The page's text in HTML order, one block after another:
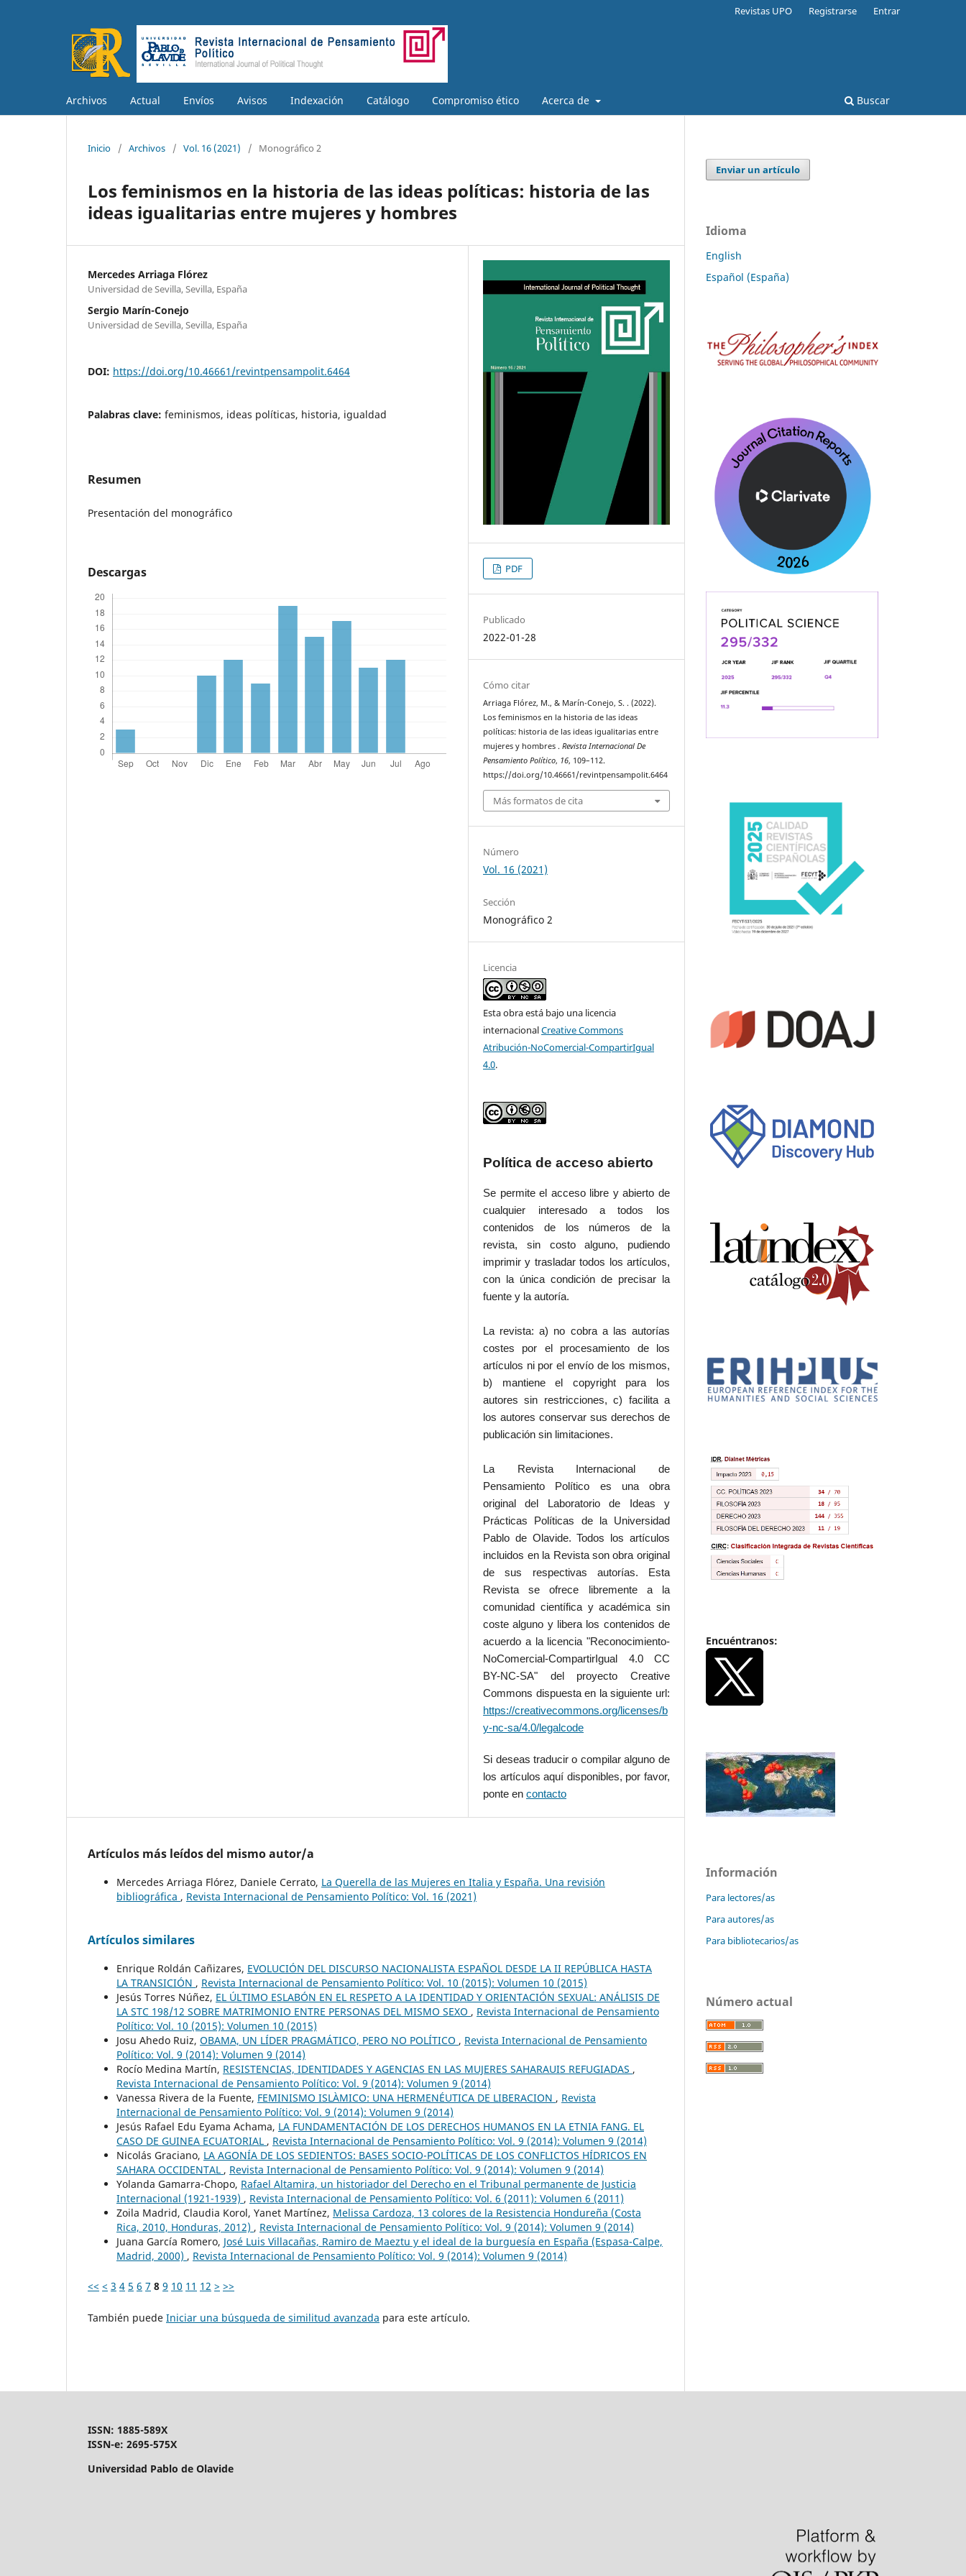
Archivos Actual Envíos Avisos Indexación Catálogo Compromiso ético Acerca de Buscar
Revistas UPO Registrarse Entrar
Inicio / Archivos / Vol. 16 (2021) / Monográfico 2
Los feminismos en la historia de las ideas políticas: historia de las
ideas igualitarias entre mujeres y hombres
Mercedes Arriaga Flórez
Universidad de Sevilla, Sevilla, España
Sergio Marín-Conejo
Universidad de Sevilla, Sevilla, España
DOI: https://doi.org/10.46661/revintpensampolit.6464
Palabras clave: feminismos, ideas políticas, historia, igualdad
Resumen
Presentación del monográfico
Descargas PDF
Publicado
2022-01-28
Cómo citar
Arriaga Flórez, M., & Marín-Conejo, S. . (2022).
Los feminismos en la historia de las ideas
políticas: historia de las ideas igualitarias entre
mujeres y hombres .Revista Internacional De
Pensamiento Político, 16, 109–112.
https://doi.org/10.46661/revintpensampolit.6464
Más formatos de cita
Número
Vol. 16 (2021)
Sección
Monográfico 2
Licencia
Esta obra está bajo una licencia
internacionalCreative Commons
Atribución-NoComercial-CompartirIgual
4.0.
Política de acceso abierto
Se permite el acceso libre y abierto de
cualquier interesado a todos los
contenidos de los números de la
revista, sin costo alguno, pudiendo
imprimir y trasladar todos los artículos,
con la única condición de precisar la
fuente y la autoría.
La revista: a) no cobra a las autorías
costes por el procesamiento de los
artículos ni por el envío de los mismos,
b) mantiene el copyright para los
autores sin restricciones, c) facilita a
los autores conservar sus derechos de
publicación sin limitaciones.
La Revista Internacional de
Pensamiento Político es una obra
original del Laboratorio de Ideas y
Prácticas Políticas de la Universidad
Pablo de Olavide. Todos los artículos
incluidos en la Revista son obra original
de sus respectivas autorías. Esta
Revista se ofrece libremente a la
comunidad científica y académica sin
coste alguno y libera los contenidos de
acuerdo a la licencia "Reconocimiento-
NoComercial-CompartirIgual 4.0 CC
BY-NC-SA" del proyecto Creative
Commons dispuesta en la siguiente url:
https://creativecommons.org/licenses/b
y-nc-sa/4.0/legalcode
Si deseas traducir o compilar alguno de
los artículos aquí disponibles, por favor,
ponte encontacto
Artículos más leídos del mismo autor/a
Mercedes Arriaga Flórez, Daniele Cerrato, La Querella de las Mujeres en Italia y España. Una revisión
bibliográfica , Revista Internacional de Pensamiento Político: Vol. 16 (2021)
Artículos similares
Enrique Roldán Cañizares, EVOLUCIÓN DEL DISCURSO NACIONALISTA ESPAÑOL DESDE LA II REPÚBLICA HASTA
LA TRANSICIÓN , Revista Internacional de Pensamiento Político: Vol. 10 (2015): Volumen 10 (2015)
Jesús Torres Núñez, EL ÚLTIMO ESLABÓN EN EL RESPETO A LA IDENTIDAD Y ORIENTACIÓN SEXUAL: ANÁLISIS DE
LA STC 198/12 SOBRE MATRIMONIO ENTRE PERSONAS DEL MISMO SEXO , Revista Internacional de Pensamiento
Político: Vol. 10 (2015): Volumen 10 (2015)
Josu Ahedo Ruiz, OBAMA, UN LÍDER PRAGMÁTICO, PERO NO POLÍTICO , Revista Internacional de Pensamiento
Político: Vol. 9 (2014): Volumen 9 (2014)
Rocío Medina Martín, RESISTENCIAS, IDENTIDADES Y AGENCIAS EN LAS MUJERES SAHARAUIS REFUGIADAS ,
Revista Internacional de Pensamiento Político: Vol. 9 (2014): Volumen 9 (2014)
Vanessa Rivera de la Fuente, FEMINISMO ISLÀMICO: UNA HERMENÉUTICA DE LIBERACION , Revista
Internacional de Pensamiento Político: Vol. 9 (2014): Volumen 9 (2014)
Jesús Rafael Edu Eyama Achama, LA FUNDAMENTACIÓN DE LOS DERECHOS HUMANOS EN LA ETNIA FANG. EL
CASO DE GUINEA ECUATORIAL , Revista Internacional de Pensamiento Político: Vol. 9 (2014): Volumen 9 (2014)
Nicolás Graciano, LA AGONÍA DE LOS SEDIENTOS: BASES SOCIO-POLÍTICAS DE LOS CONFLICTOS HÍDRICOS EN
SAHARA OCCIDENTAL , Revista Internacional de Pensamiento Político: Vol. 9 (2014): Volumen 9 (2014)
Yolanda Gamarra-Chopo, Rafael Altamira, un historiador del Derecho en el Tribunal permanente de Justicia
Internacional (1921-1939) , Revista Internacional de Pensamiento Político: Vol. 6 (2011): Volumen 6 (2011)
Zoila Madrid, Claudia Korol, Yanet Martínez, Melissa Cardoza, 13 colores de la Resistencia Hondureña (Costa
Rica, 2010, Honduras, 2012) , Revista Internacional de Pensamiento Político: Vol. 9 (2014): Volumen 9 (2014)
Juana García Romero, José Luis Villacañas, Ramiro de Maeztu y el ideal de la burguesía en España (Espasa-Calpe,
Madrid, 2000) , Revista Internacional de Pensamiento Político: Vol. 9 (2014): Volumen 9 (2014)
<< < 3 4 5 6 7 8 9 10 11 12 > >>
También puede Iniciar una búsqueda de similitud avanzada para este artículo.
Enviar un artículo
Idioma
English
Español (España)
Encuéntranos:
Información
Para lectores/as
Para autores/as
Para bibliotecarios/as
Número actual
ISSN: 1885-589X
ISSN-e: 2695-575X
Universidad Pablo de Olavide